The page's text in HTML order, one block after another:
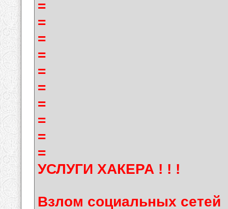
=
=
=
=
=
=
=
=
=
=
УСЛУГИ ХАКЕРА ! ! !
Взлом социальных сетей